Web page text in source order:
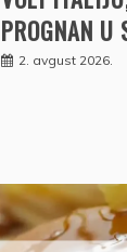
PROGNAN U
2. avgust 2026.